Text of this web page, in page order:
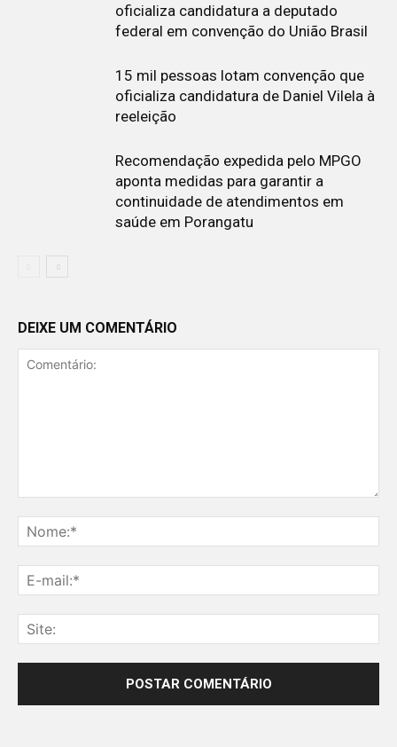
oficializa candidatura a deputado
federal em convenção do União Brasil
15 mil pessoas lotam convenção que
oficializa candidatura de Daniel Vilela à
reeleição
Recomendação expedida pelo MPGO
aponta medidas para garantir a
continuidade de atendimentos em
saúde em Porangatu
DEIXE UM COMENTÁRIO